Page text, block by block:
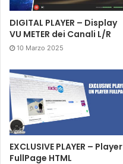
DIGITAL PLAYER – Display
VU METER dei Canali L/R
10 Marzo 2025
EXCLUSIVE PLAYER – Player
FullPage HTML